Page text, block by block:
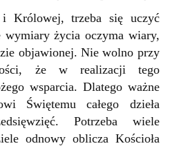
Królowej, trzeba się uczyć
wymiary życia oczyma wiary,
objawionej. Nie wolno przy
że w realizacji tego
wsparcia. Dlatego ważne
Świętemu całego dzieła
Potrzeba wiele
odnowy oblicza Kościoła